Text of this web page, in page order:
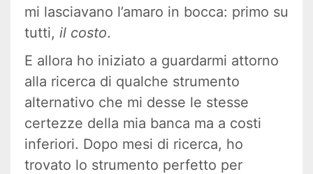
mi lasciavano l’amaro in bocca: primo su
tutti, il costo.
E allora ho iniziato a guardarmi attorno
alla ricerca di qualche strumento
alternativo che mi desse le stesse
certezze della mia banca ma a costi
inferiori. Dopo mesi di ricerca, ho
trovato lo strumento perfetto per